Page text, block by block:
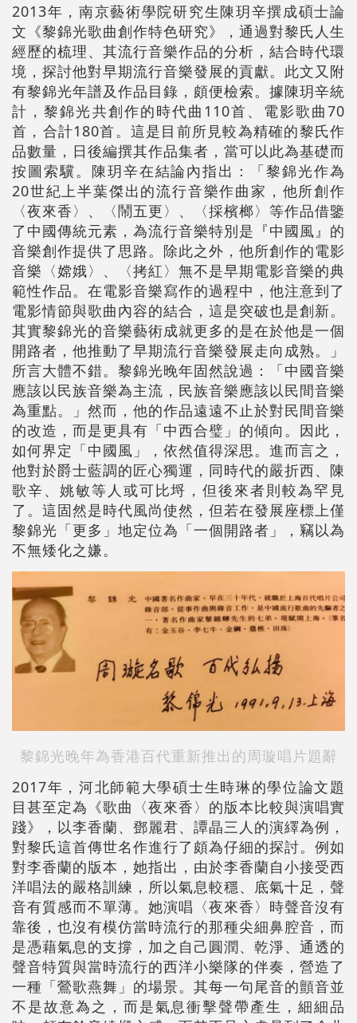
2013年，南京藝術學院研究生陳玥辛撰成碩士論
文《黎錦光歌曲創作特色研究》，通過對黎氏人生
經歷的梳理、其流行音樂作品的分析，結合時代環
境，探討他對早期流行音樂發展的貢獻。此文又附
有黎錦光年譜及作品目錄，頗便檢索。據陳玥辛統
計，黎錦光共創作的時代曲110首、電影歌曲70
首，合計180首。這是目前所見較為精確的黎氏作
品數量，日後編撰其作品集者，當可以此為基礎而
按圖索驥。陳玥辛在結論內指出：「黎錦光作為
20世紀上半葉傑出的流行音樂作曲家，他所創作
〈夜來香〉、〈鬧五更〉、〈採檳榔〉等作品借鑒
了中國傳統元素，為流行音樂特別是『中國風』的
音樂創作提供了思路。除此之外，他所創作的電影
音樂〈嫦娥〉、〈拷紅〉無不是早期電影音樂的典
範性作品。在電影音樂寫作的過程中，他注意到了
電影情節與歌曲內容的結合，這是突破也是創新。
其實黎錦光的音樂藝術成就更多的是在於他是一個
開路者，他推動了早期流行音樂發展走向成熟。」
所言大體不錯。黎錦光晚年固然說過：「中國音樂
應該以民族音樂為主流，民族音樂應該以民間音樂
為重點。」然而，他的作品遠遠不止於對民間音樂
的改造，而是更具有「中西合璧」的傾向。因此，
如何界定「中國風」，依然值得深思。進而言之，
他對於爵士藍調的匠心獨運，同時代的嚴折西、陳
歌辛、姚敏等人或可比埒，但後來者則較為罕見
了。這固然是時代風尚使然，但若在發展座標上僅
黎錦光「更多」地定位為「一個開路者」，竊以為
不無矮化之嫌。
黎錦光晚年為香港百代重新推出的周璇唱片題辭
2017年，河北師範大學碩士生時琳的學位論文題
目甚至定為《歌曲〈夜來香〉的版本比較與演唱實
踐》，以李香蘭、鄧麗君、譚晶三人的演繹為例，
對黎氏這首傳世名作進行了頗為仔細的探討。例如
對李香蘭的版本，她指出，由於李香蘭自小接受西
洋唱法的嚴格訓練，所以氣息較穩、底氣十足，聲
音有質感而不單薄。她演唱〈夜來香〉時聲音沒有
靠後，也沒有模仿當時流行的那種尖細鼻腔音，而
是憑藉氣息的支撐，加之自己圓潤、乾淨、通透的
聲音特質與當時流行的西洋小樂隊的伴奏，營造了
一種「鶯歌燕舞」的場景。其每一句尾音的顫音並
不是故意為之，而是氣息衝擊聲帶產生，細細品